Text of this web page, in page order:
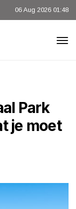
06 Aug 2026 01:48
Park
je moet